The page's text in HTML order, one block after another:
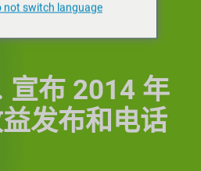
宣布 2014 年
发布和电话
not switch language